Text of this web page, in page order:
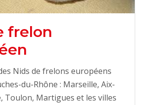
frelon
Nids de frelons européens
du-Rhône : Marseille, Aix-
Toulon, Martigues et les villes